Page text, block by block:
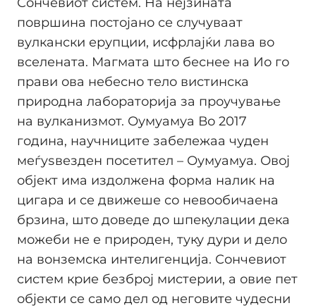
површина постојано се случуваат
вулкански ерупции, исфрлајќи лава во
вселената. Магмата што беснее на Ио го
прави ова небесно тело вистинска
природна лабораторија за проучување
на вулканизмот. Оумуамуа Во 2017
година, научниците забележаа чуден
меѓуѕвезден посетител – Оумуамуа. Овој
објект има издолжена форма налик на
цигара и се движеше со невообичаена
брзина, што доведе до шпекулации дека
можеби не е природен, туку дури и дело
на вонземска интелигенција. Сончевиот
систем крие безброј мистерии, а овие пет
објекти се само дел од неговите чудесни